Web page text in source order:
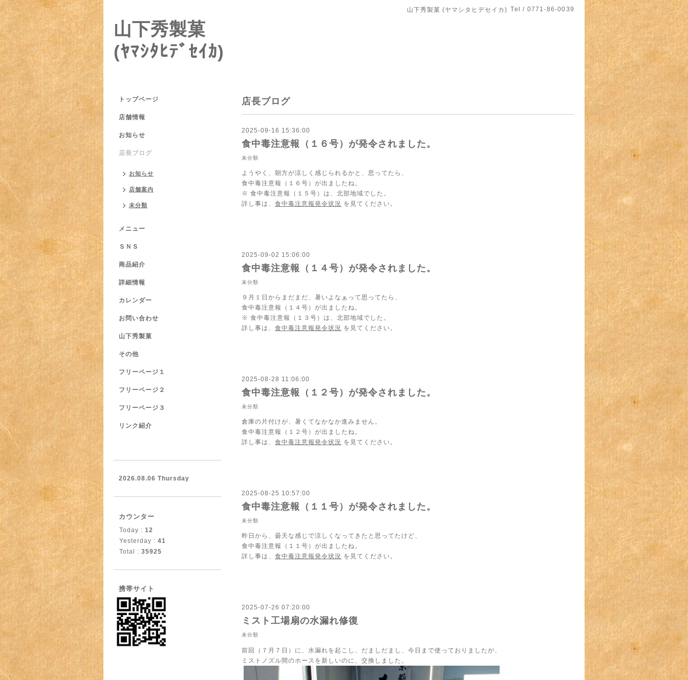
山下秀製菓 (ヤマシタヒデセイカ) Tel / 0771-86-0039
山下秀製菓
(ﾔﾏｼﾀﾋﾃﾞｾｲｶ)
店長ブログ
2025-09-16 15:36:00
食中毒注意報（１６号）が発令されました。
未分類
ようやく、朝方が涼しく感じられるかと、思ってたら、
食中毒注意報（１６号）が出ましたね。
※ 食中毒注意報（１５号）は、北部地域でした。
詳し事は、 食中毒注意報発令状況 を見てください。
2025-09-02 15:06:00
食中毒注意報（１４号）が発令されました。
未分類
９月１日からまだまだ、暑いよなぁって思ってたら、
食中毒注意報（１４号）が出ましたね。
※ 食中毒注意報（１３号）は、北部地域でした。
詳し事は、 食中毒注意報発令状況 を見てください。
2025-08-28 11:06:00
食中毒注意報（１２号）が発令されました。
未分類
倉庫の片付けが、暑くてなかなか進みません。
食中毒注意報（１２号）が出ましたね。
詳し事は、 食中毒注意報発令状況 を見てください。
2025-08-25 10:57:00
食中毒注意報（１１号）が発令されました。
未分類
昨日から、曇天な感じで涼しくなってきたと思ってたけど、
食中毒注意報（１１号）が出ましたね。
詳し事は、 食中毒注意報発令状況 を見てください。
2025-07-26 07:20:00
ミスト工場扇の水漏れ修復
未分類
前回（７月７日）に、水漏れを起こし
、だましだまし、今日まで使っておりましたが、
ミストノズル間のホースを新しいのに、交換しました。
トップページ
店舗情報
お知らせ
店長ブログ
お知らせ
店舗案内
未分類
メニュー
ＳＮＳ
商品紹介
詳細情報
カレンダー
お問い合わせ
山下秀製菓
その他
フリーページ１
フリーページ２
フリーページ３
リンク紹介
2026.08.06 Thursday
カウンター
Today : 12
Yesterday : 41
Total : 35925
携帯サイト